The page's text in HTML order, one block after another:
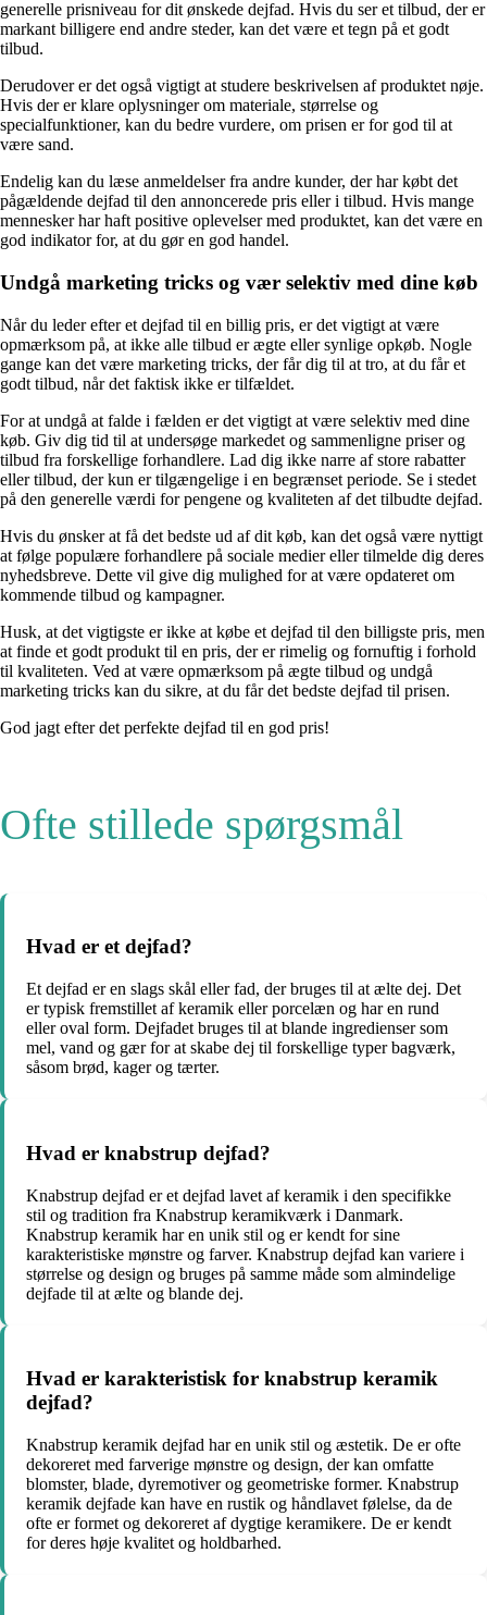
generelle prisniveau for dit ønskede dejfad. Hvis du ser et tilbud, der er
markant billigere end andre steder, kan det være et tegn på et godt
tilbud.
Derudover er det også vigtigt at studere beskrivelsen af produktet nøje.
Hvis der er klare oplysninger om materiale, størrelse og
specialfunktioner, kan du bedre vurdere, om prisen er for god til at
være sand.
Endelig kan du læse anmeldelser fra andre kunder, der har købt det
pågældende dejfad til den annoncerede pris eller i tilbud. Hvis mange
mennesker har haft positive oplevelser med produktet, kan det være en
god indikator for, at du gør en god handel.
Undgå marketing tricks og vær selektiv med dine køb
Når du leder efter et dejfad til en billig pris, er det vigtigt at være
opmærksom på, at ikke alle tilbud er ægte eller synlige opkøb. Nogle
gange kan det være marketing tricks, der får dig til at tro, at du får et
godt tilbud, når det faktisk ikke er tilfældet.
For at undgå at falde i fælden er det vigtigt at være selektiv med dine
køb. Giv dig tid til at undersøge markedet og sammenligne priser og
tilbud fra forskellige forhandlere. Lad dig ikke narre af store rabatter
eller tilbud, der kun er tilgængelige i en begrænset periode. Se i stedet
på den generelle værdi for pengene og kvaliteten af det tilbudte dejfad.
Hvis du ønsker at få det bedste ud af dit køb, kan det også være nyttigt
at følge populære forhandlere på sociale medier eller tilmelde dig deres
nyhedsbreve. Dette vil give dig mulighed for at være opdateret om
kommende tilbud og kampagner.
Husk, at det vigtigste er ikke at købe et dejfad til den billigste pris, men
at finde et godt produkt til en pris, der er rimelig og fornuftig i forhold
til kvaliteten. Ved at være opmærksom på ægte tilbud og undgå
marketing tricks kan du sikre, at du får det bedste dejfad til prisen.
God jagt efter det perfekte dejfad til en god pris!
Ofte stillede spørgsmål
Hvad er et dejfad?
Et dejfad er en slags skål eller fad, der bruges til at ælte dej. Det
er typisk fremstillet af keramik eller porcelæn og har en rund
eller oval form. Dejfadet bruges til at blande ingredienser som
mel, vand og gær for at skabe dej til forskellige typer bagværk,
såsom brød, kager og tærter.
Hvad er knabstrup dejfad?
Knabstrup dejfad er et dejfad lavet af keramik i den specifikke
stil og tradition fra Knabstrup keramikværk i Danmark.
Knabstrup keramik har en unik stil og er kendt for sine
karakteristiske mønstre og farver. Knabstrup dejfad kan variere i
størrelse og design og bruges på samme måde som almindelige
dejfade til at ælte og blande dej.
Hvad er karakteristisk for knabstrup keramik
dejfad?
Knabstrup keramik dejfad har en unik stil og æstetik. De er ofte
dekoreret med farverige mønstre og design, der kan omfatte
blomster, blade, dyremotiver og geometriske former. Knabstrup
keramik dejfade kan have en rustik og håndlavet følelse, da de
ofte er formet og dekoreret af dygtige keramikere. De er kendt
for deres høje kvalitet og holdbarhed.